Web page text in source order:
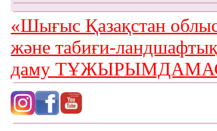
«Шығыс Қазақстан
және табиғи-
даму